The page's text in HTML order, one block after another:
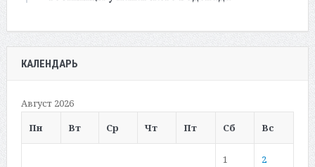
КАЛЕНДАРЬ
Август 2026
Пн
Вт Ср Чт Пт Сб Вс
1 2